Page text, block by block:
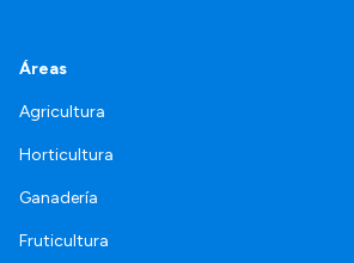
Áreas
Agricultura
Horticultura
Ganadería
Fruticultura